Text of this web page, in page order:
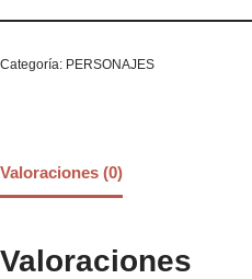
Categoría: PERSONAJES
Valoraciones (0)
Valoraciones